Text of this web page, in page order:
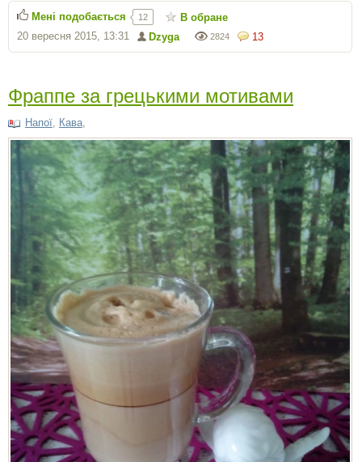
13
2824
Dzyga
20 вересня 2015, 13:31
Мені подобається 12 В обране
Фраппе за грецькими мотивами
Напої Кава